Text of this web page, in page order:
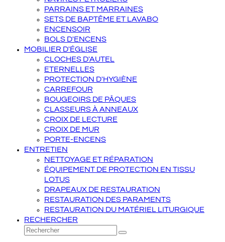
PARRAINS ET MARRAINES
SETS DE BAPTÊME ET LAVABO
ENCENSOIR
BOLS D'ENCENS
MOBILIER D'ÉGLISE
CLOCHES D'AUTEL
ETERNELLES
PROTECTION D'HYGIÈNE
CARREFOUR
BOUGEOIRS DE PÂQUES
CLASSEURS À ANNEAUX
CROIX DE LECTURE
CROIX DE MUR
PORTE-ENCENS
ENTRETIEN
NETTOYAGE ET RÉPARATION
ÉQUIPEMENT DE PROTECTION EN TISSU
LOTUS
DRAPEAUX DE RESTAURATION
RESTAURATION DES PARAMENTS
RESTAURATION DU MATÉRIEL LITURGIQUE
RECHERCHER
Rechercher
Envoyer